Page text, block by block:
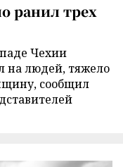
ранил трех
Чехии
на людей, тяжело
сообщил